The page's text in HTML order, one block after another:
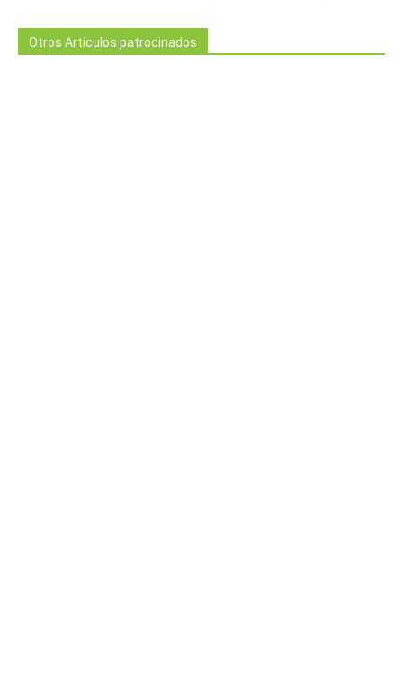
Otros Artículos patrocinados